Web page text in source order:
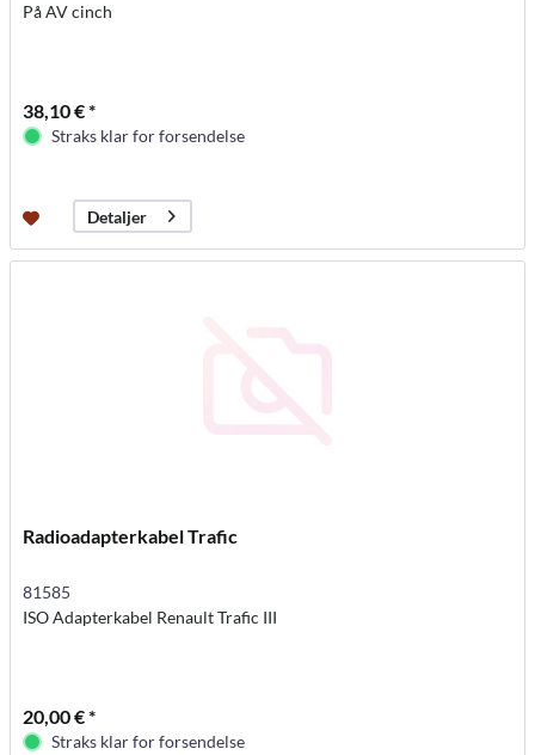
På AV cinch
38,10 € *
Straks klar for forsendelse
Detaljer
Radioadapterkabel Trafic
81585
ISO Adapterkabel Renault Trafic III
20,00 € *
Straks klar for forsendelse